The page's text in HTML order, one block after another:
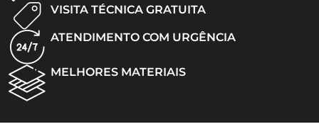
VISITA TÉCNICA GRATUITA
ATENDIMENTO COM URGÊNCIA
MELHORES MATERIAIS